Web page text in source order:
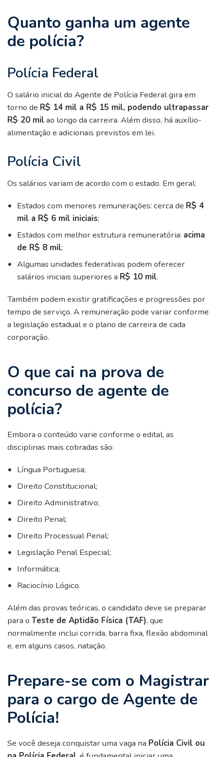
Quanto ganha um agente
de polícia?
Polícia Federal
O salário inicial do Agente de Polícia Federal gira em
torno de R$ 14 mil a R$ 15 mil, podendo ultrapassar
R$ 20 milao longo da carreira. Além disso, há auxílio-
alimentação e adicionais previstos em lei.
Polícia Civil
Os salários variam de acordo com o estado. Em geral:
Estados com menores remunerações: cerca de R$ 4
mil a R$ 6 mil iniciais;
Estados com melhor estrutura remuneratória: acima
de R$ 8 mil;
Algumas unidades federativas podem oferecer
salários iniciais superiores a R$ 10 mil.
Também podem existir gratificações e progressões por
tempo de serviço. A remuneração pode variar conforme
a legislação estadual e o plano de carreira de cada
corporação.
O que cai na prova de
concurso de agente de
polícia?
Embora o conteúdo varie conforme o edital, as
disciplinas mais cobradas são:
Língua Portuguesa;
Direito Constitucional;
Direito Administrativo;
Direito Penal;
Direito Processual Penal;
Legislação Penal Especial;
Informática;
Raciocínio Lógico.
Além das provas teóricas, o candidato deve se preparar
para o Teste de Aptidão Física (TAF), que
normalmente inclui corrida, barra fixa, flexão abdominal
e, em alguns casos, natação.
Prepare-se com o Magistrar
para o cargo de Agente de
Polícia!
Se você deseja conquistar uma vaga na Polícia Civil ou